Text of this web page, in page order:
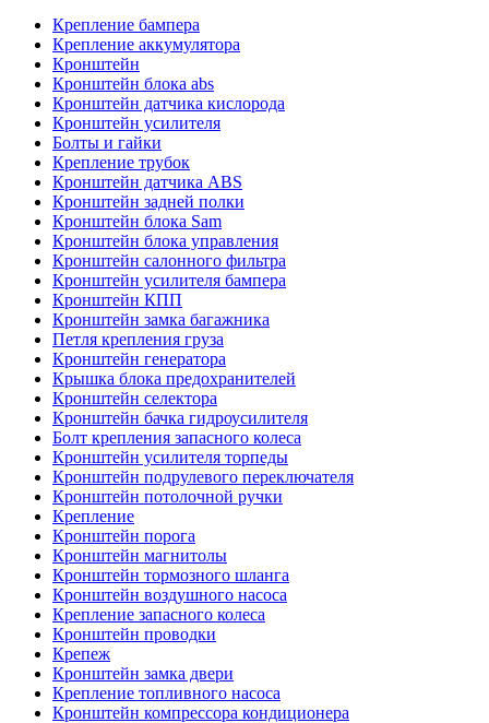
Крепление бампера
Крепление аккумулятора
Кронштейн
Кронштейн блока abs
Кронштейн датчика кислорода
Кронштейн усилителя
Болты и гайки
Крепление трубок
Кронштейн датчика ABS
Кронштейн задней полки
Кронштейн блока Sam
Кронштейн блока управления
Кронштейн салонного фильтра
Кронштейн усилителя бампера
Кронштейн КПП
Кронштейн замка багажника
Петля крепления груза
Кронштейн генератора
Крышка блока предохранителей
Кронштейн селектора
Кронштейн бачка гидроусилителя
Болт крепления запасного колеса
Кронштейн усилителя торпеды
Кронштейн подрулевого переключателя
Кронштейн потолочной ручки
Крепление
Кронштейн порога
Кронштейн магнитолы
Кронштейн тормозного шланга
Кронштейн воздушного насоса
Крепление запасного колеса
Кронштейн проводки
Крепеж
Кронштейн замка двери
Крепление топливного насоса
Кронштейн компрессора кондиционера